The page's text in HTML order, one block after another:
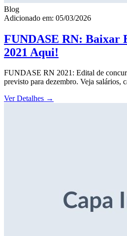
Blog
Adicionado em: 05/03/2026
FUNDASE RN: Baixar
2021 Aqui!
FUNDASE RN 2021: Edital de
previsto para dezembro. Veja salários,
Ver Detalhes →